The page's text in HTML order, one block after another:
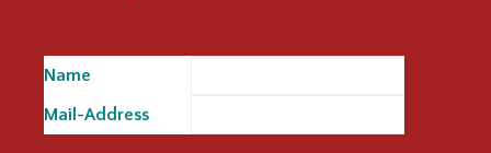
Name
Mail-Address